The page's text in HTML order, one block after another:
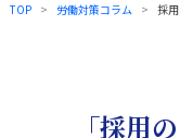
TOP 労働対策コラム 採
「採用